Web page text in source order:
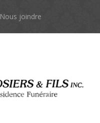
Nous joindre